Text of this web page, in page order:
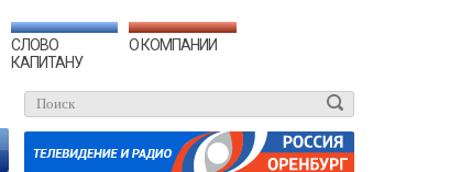
СЛОВО
КАПИТАНУ
О КОМПАНИИ